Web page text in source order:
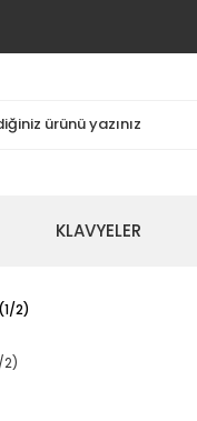
KLAVYELER
2)